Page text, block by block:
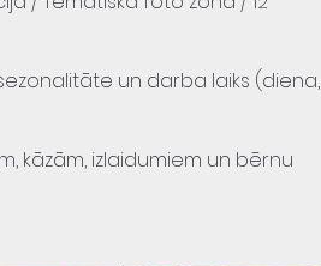
un darba laiks (diena,
kāzām, izlaidumiem un bērnu